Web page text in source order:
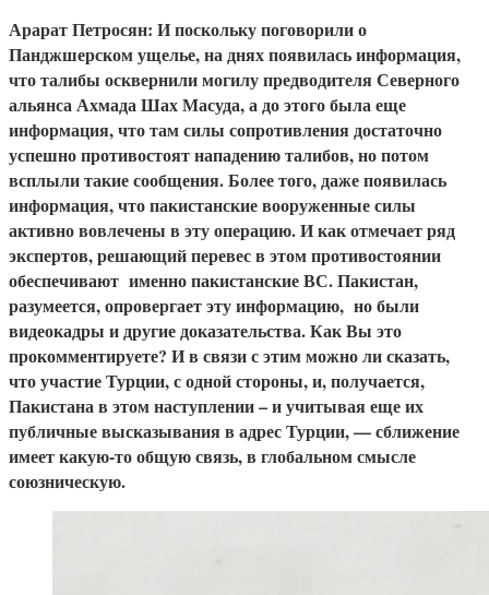
Арарат Петросян: И поскольку поговорили о
Панджшерском ущелье, на днях появилась информация,
что талибы осквернили могилу предводителя Северного
альянса Ахмада Шах Масуда, а до этого была еще
информация, что там силы сопротивления достаточно
успешно противостоят нападению талибов, но потом
всплыли такие сообщения. Более того, даже появилась
информация, что пакистанские вооруженные силы
активно вовлечены в эту операцию. И как отмечает ряд
экспертов, решающий перевес в этом противостоянии
обеспечивают именно пакистанские ВС. Пакистан,
разумеется, опровергает эту информацию, но были
видеокадры и другие доказательства. Как Вы это
прокомментируете? И в связи с этим можно ли сказать,
что участие Турции, с одной стороны, и, получается,
Пакистана в этом наступлении – и учитывая еще их
публичные высказывания в адрес Турции, — сближение
имеет какую-то общую связь, в глобальном смысле
союзническую.